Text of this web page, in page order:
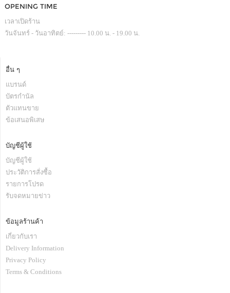
OPENING TIME
เวลาเปิดร้าน
วันจันทร์ - วันอาทิตย์: --------- 10.00 น. - 19.00 น.
อื่น ๆ
แบรนด์
บัตรกำนัล
ตัวแทนขาย
ข้อเสนอพิเสษ
บัญชีผู้ใช้
บัญชีผู้ใช้
ประวัติการสั่งซื้อ
รายการโปรด
รับจดหมายข่าว
ข้อมูลร้านค้า
เกี่ยวกับเรา
Delivery Information
Privacy Policy
Terms & Conditions